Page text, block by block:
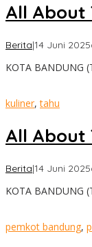
All About
Berita|14 Juni 2025
KOTA BANDUNG
kuliner,tahu
All About
Berita|14 Juni 2025
KOTA BANDUNG
pemkot bandung,